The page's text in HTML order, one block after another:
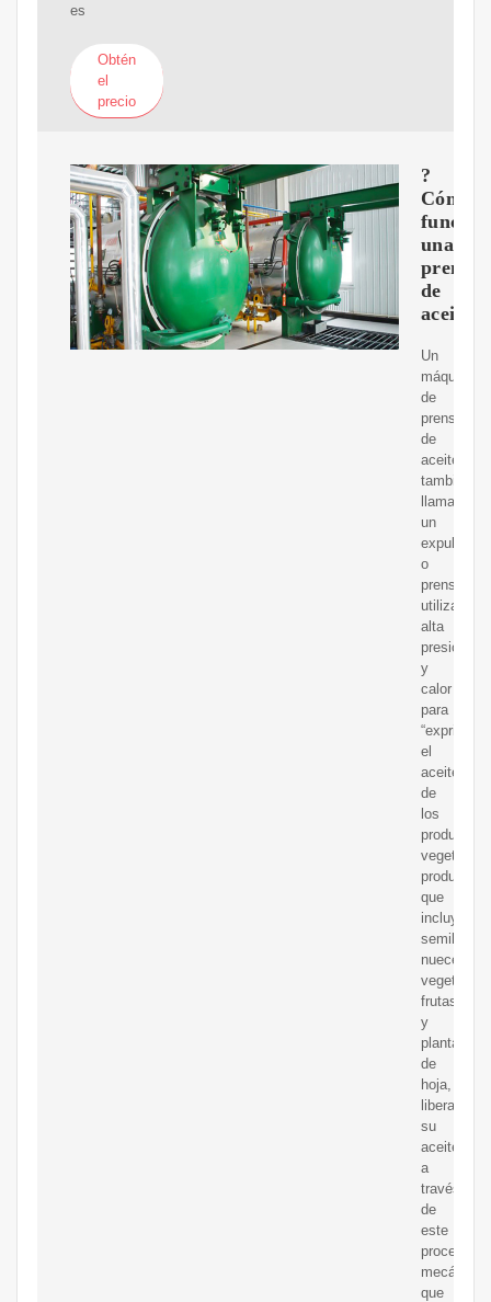
es
Obtén
el
precio
?
Cómo
una
prensa
de
aceite?
Un
máquina
de
prensa
de
aceite,
también
llamado
un
expulsor
o
prensa,
utiliza
alta
presión
y
calor
para
“exprimir”
el
aceite
de
los
productos
productos,
que
incluyen
semillas,
nueces,
vegetales,
frutas
y
plantas
de
hoja,
liberan
su
aceite
a
través
de
este
proceso
mecánico,
que